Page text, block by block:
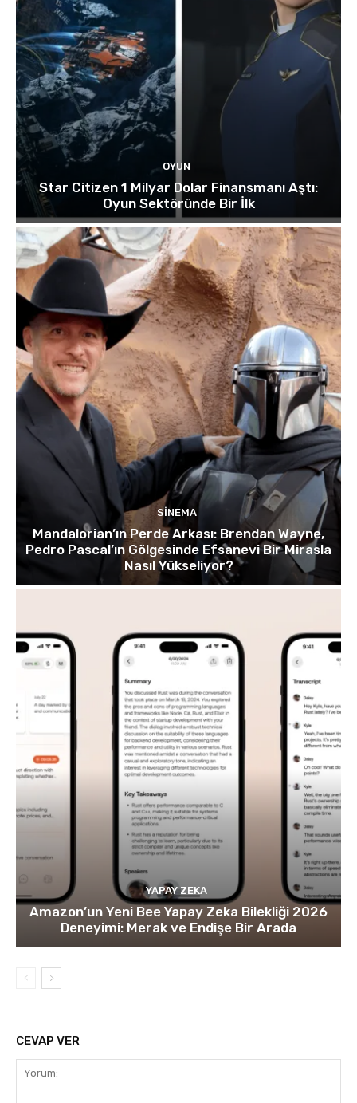
OYUN
Star Citizen 1 Milyar Dolar Finansmanı Aştı:
Oyun Sektöründe Bir İlk
SINEMA
Mandalorian’ın Perde Arkası: Brendan Wayne,
Pedro Pascal’ın Gölgesinde Efsanevi Bir Mirasla
Nasıl Yükseliyor?
YAPAY ZEKA
Amazon’un Yeni Bee Yapay Zeka Bilekliği 2026
Deneyimi: Merak ve Endişe Bir Arada
CEVAP VER